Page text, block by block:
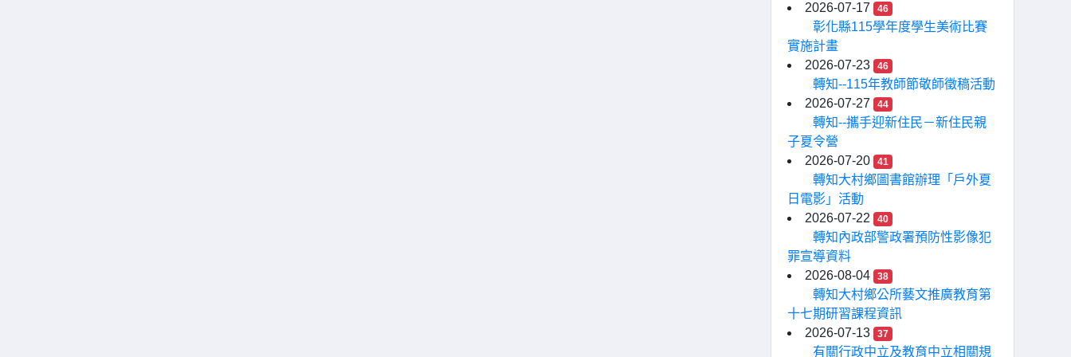
2026-07-17 46
彰化縣115學年度學生美術比賽
實施計畫
2026-07-23
46
轉知--115年教師節敬師徵稿活動
2026-07-27
44
轉知--攜手迎新住民－新住民親
子夏令營
2026-07-20
41
轉知大村鄉圖書館辦理「戶外夏
日電影」活動
2026-07-22
40
轉知內政部警政署預防性影像犯
罪宣導資料
2026-08-04
38
轉知大村鄉公所藝文推廣教育第
十七期研習課程資訊
2026-07-13
37
有關行政中立及教育中立相關規